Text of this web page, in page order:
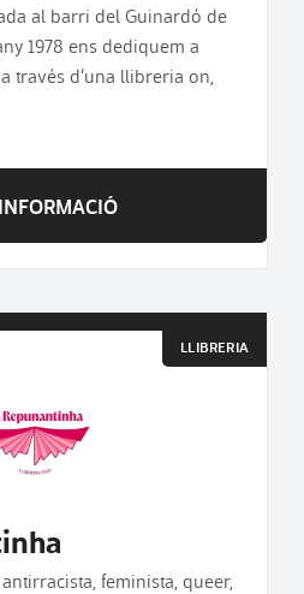
al barri del Guinardó de
1978 ens dediquem a
través d’una llibreria on,
feminista, queer,
LLIBRERIA